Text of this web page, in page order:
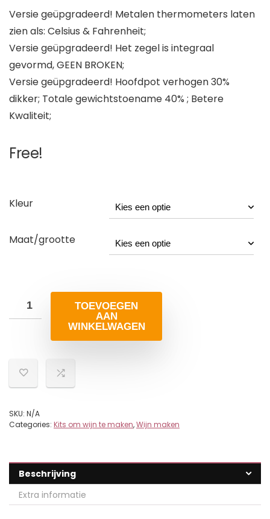
Versie geüpgradeerd! Metalen thermometers laten
zien als: Celsius & Fahrenheit;
Versie geüpgradeerd! Het zegel is integraal
gevormd, GEEN BROKEN;
Versie geüpgradeerd! Hoofdpot verhogen 30%
dikker; Totale gewichtstoename 40% ; Betere
Kwaliteit;
Free!
Kleur
Maat/grootte
TOEVOEGEN
AAN
WINKELWAGEN
SKU: N/A
Categories: Kits om wijn te maken,Wijn maken
Beschrijving
Extra informatie